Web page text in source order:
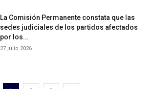
La Comisión Permanente constata que las
sedes judiciales de los partidos afectados
por los...
27 julio 2026